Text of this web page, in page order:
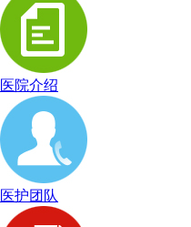
医院介绍
医护团队